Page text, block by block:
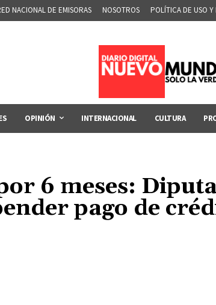
NACIONAL DE EMISORAS NOSOTROS POLÍTICA DE USO Y
OPINIÓN INTERNACIONAL CULTURA
6 meses:
pago de